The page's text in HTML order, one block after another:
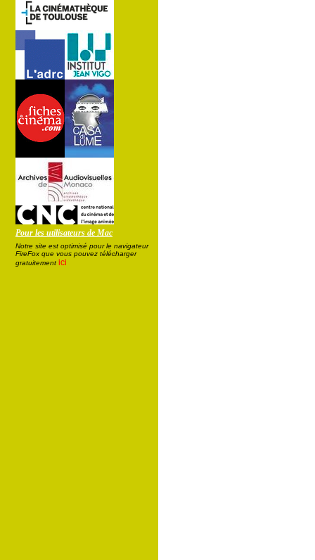
Pour les utilisateurs de Mac
Notre site est optimisé pour le navigateur
FireFox que vous pouvez télécharger
gratuitement ici